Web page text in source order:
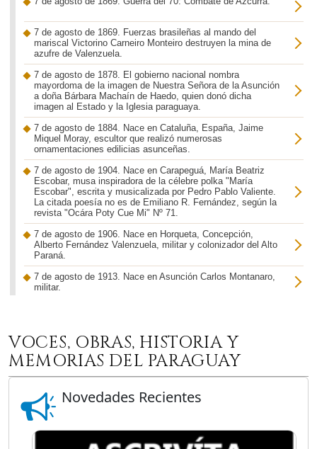
7 de agosto de 1869. Fuerzas brasileñas al mando del
mariscal Victorino Carneiro Monteiro destruyen la mina de
azufre de Valenzuela.
7 de agosto de 1878. El gobierno nacional nombra
mayordoma de la imagen de Nuestra Señora de la Asunción
a doña Bárbara Machaín de Haedo, quien donó dicha
imagen al Estado y la Iglesia paraguaya.
7 de agosto de 1884. Nace en Cataluña, España, Jaime
Miquel Moray, escultor que realizó numerosas
ornamentaciones edilicias asunceñas.
7 de agosto de 1904. Nace en Carapeguá, María Beatriz
Escobar, musa inspiradora de la célebre polka "María
Escobar", escrita y musicalizada por Pedro Pablo Valiente.
La citada poesía no es de Emiliano R. Fernández, según la
revista "Ocára Poty Cue Mi" Nº 71.
7 de agosto de 1906. Nace en Horqueta, Concepción,
Alberto Fernández Valenzuela, militar y colonizador del Alto
Paraná.
7 de agosto de 1913. Nace en Asunción Carlos Montanaro,
militar.
7 de agosto de 1925. Nace en Yataity, Guairá, el botánico,
investigador y catedrático Juan Alberto López Villalba, quien
por su versación en temas botánicos es conocido como
7 de agosto de 1926. Nace en Asunción, Nelly Prono, actriz
y cantante.
historiador Alberto Delvalle.
VOCES, OBRAS, HISTORIA Y
MEMORIAS DEL PARAGUAY
Novedades Recientes